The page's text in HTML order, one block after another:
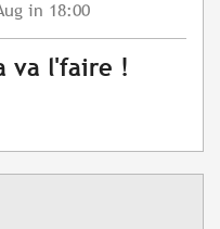
in 18:00
va l'faire !